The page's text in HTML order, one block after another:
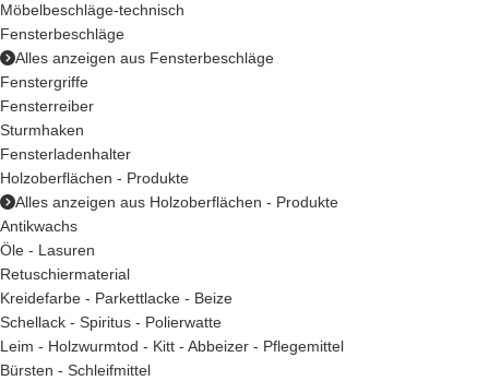
Möbelbeschläge-technisch
Fensterbeschläge
Alles anzeigen aus Fensterbeschläge
Fenstergriffe
Fensterreiber
Sturmhaken
Fensterladenhalter
Holzoberflächen - Produkte
Alles anzeigen aus Holzoberflächen - Produkte
Antikwachs
Öle - Lasuren
Retuschiermaterial
Kreidefarbe - Parkettlacke - Beize
Schellack - Spiritus - Polierwatte
Leim - Holzwurmtod - Kitt - Abbeizer - Pflegemittel
Bürsten - Schleifmittel